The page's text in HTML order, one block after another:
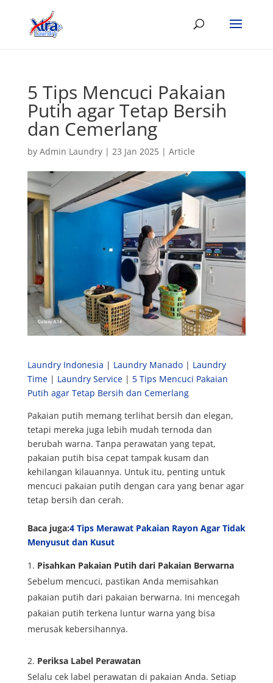
5 Tips Mencuci Pakaian
Putih agar Tetap Bersih
dan Cemerlang
by Admin Laundry| 23 Jan 2025| Article
Laundry Indonesia | Laundry Manado| Laundry
Time| Laundry Service| 5 Tips Mencuci Pakaian
Putih agar Tetap Bersih dan Cemerlang
Pakaian putih memang terlihat bersih dan elegan,
tetapi mereka juga lebih mudah ternoda dan
berubah warna. Tanpa perawatan yang tepat,
pakaian putih bisa cepat tampak kusam dan
kehilangan kilauannya. Untuk itu, penting untuk
mencuci pakaian putih dengan cara yang benar agar
tetap bersih dan cerah.
Baca juga:4 Tips Merawat Pakaian Rayon Agar Tidak
Menyusut dan Kusut
Pisahkan Pakaian Putih dari Pakaian Berwarna
Sebelum mencuci, pastikan Anda memisahkan
pakaian putih dari pakaian berwarna. Ini mencegah
pakaian putih terkena luntur warna yang bisa
merusak kebersihannya.
Periksa Label Perawatan
Selalu cek label perawatan di pakaian Anda. Setiap